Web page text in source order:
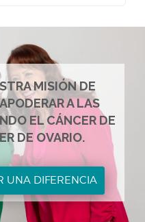
MISIÓN DE
A LAS
EL CÁNCER DE
DE OVARIO.
UNA DIFERENCIA